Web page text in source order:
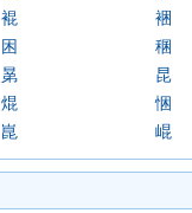
裩
裍
困
稛
晜
昆
焜
悃
崑 崐